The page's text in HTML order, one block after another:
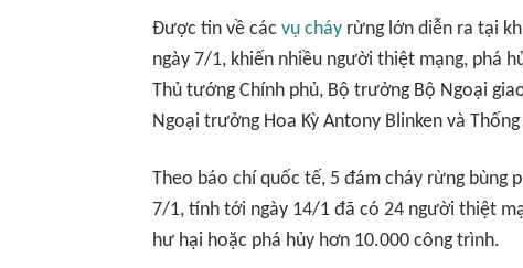
Được tin về các vụ cháy rừng lớn diễn ra tại
ngày 7/1, khiến nhiều người thiệt mạng, phá
Thủ tướng Chính phủ, Bộ trưởng Bộ Ngoại
Ngoại trưởng Hoa Kỳ Antony Blinken và
Theo báo chí quốc tế, 5 đám cháy rừng bùng
7/1, tính tới ngày 14/1 đã có 24 người thiệt
hư hại hoặc phá hủy hơn 10.000 công trình.